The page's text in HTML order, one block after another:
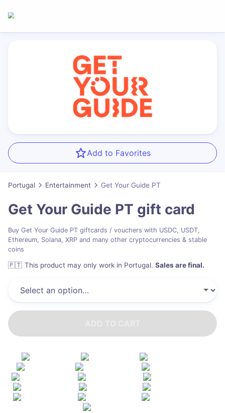
Add to Favorites
Portugal Entertainment Get Your Guide PT
Get Your Guide PT gift card
Buy Get Your Guide PT giftcards / vouchers with USDC, USDT,
Ethereum, Solana, XRP and many other cryptocurrencies & stable
coins
🇵🇹 This product may only work in Portugal. Sales are final.